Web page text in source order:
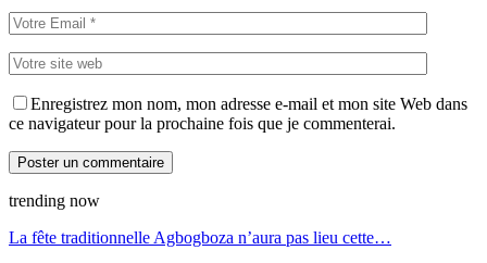
Enregistrez mon nom, mon adresse e-mail et mon site Web dans
ce navigateur pour la prochaine fois que je commenterai.
trending now
La fête traditionnelle Agbogboza n’aura pas lieu cette…